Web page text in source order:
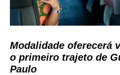
Modalidade oferecerá
o primeiro trajeto de
Paulo